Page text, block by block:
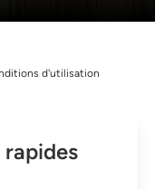
d'utilisation
rapides